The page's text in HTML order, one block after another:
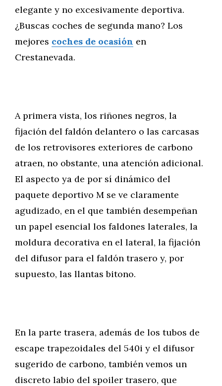
elegante y no excesivamente deportiva.
¿Buscas coches de segunda mano? Los
mejores coches de ocasión en
Crestanevada.
A primera vista, los riñones negros, la
fijación del faldón delantero o las carcasas
de los retrovisores exteriores de carbono
atraen, no obstante, una atención adicional.
El aspecto ya de por sí dinámico del
paquete deportivo M se ve claramente
agudizado, en el que también desempeñan
un papel esencial los faldones laterales, la
moldura decorativa en el lateral, la fijación
del difusor para el faldón trasero y, por
supuesto, las llantas bitono.
En la parte trasera, además de los tubos de
escape trapezoidales del 540i y el difusor
sugerido de carbono, también vemos un
discreto labio del spoiler trasero, que